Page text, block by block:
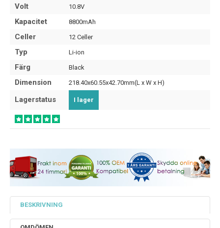
Volt 10.8V
Kapacitet 8800mAh
Celler 12 Celler
Typ Li-ion
Färg Black
Dimension 218.40x60.55x42.70mm(L x W x H)
Lagerstatus I lager
BESKRIVNING